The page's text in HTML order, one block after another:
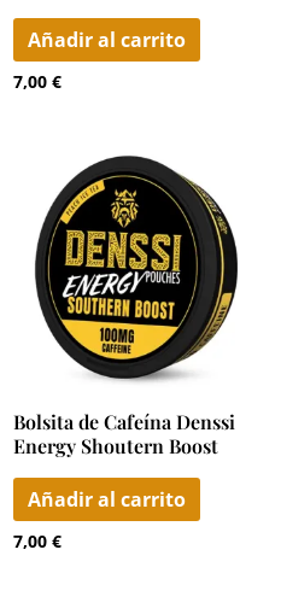
Añadir al carrito
7,00 €
Bolsita de Cafeína Denssi
Energy Shoutern Boost
Añadir al carrito
7,00 €